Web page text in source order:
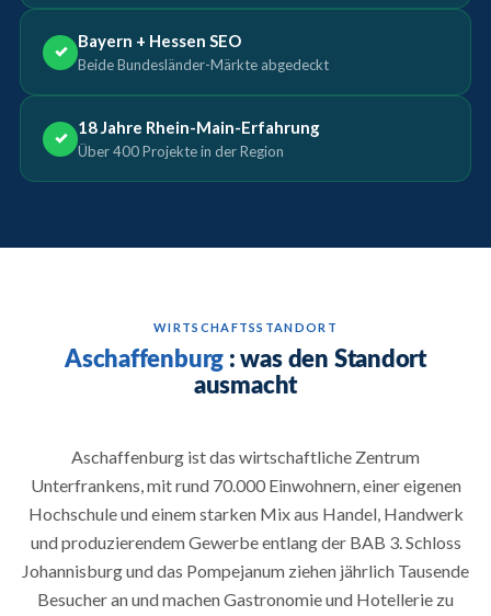
✓
Bayern + Hessen SEO
Beide Bundesländer-Märkte abgedeckt
✓
18 Jahre Rhein-Main-Erfahrung
Über 400 Projekte in der Region
WIRTSCHAFTSSTANDORT
Aschaffenburg : was den Standort
ausmacht
Aschaffenburg ist das wirtschaftliche Zentrum
Unterfrankens, mit rund 70.000 Einwohnern, einer eigenen
Hochschule und einem starken Mix aus Handel, Handwerk
und produzierendem Gewerbe entlang der BAB 3. Schloss
Johannisburg und das Pompejanum ziehen jährlich Tausende
Besucher an und machen Gastronomie und Hotellerie zu